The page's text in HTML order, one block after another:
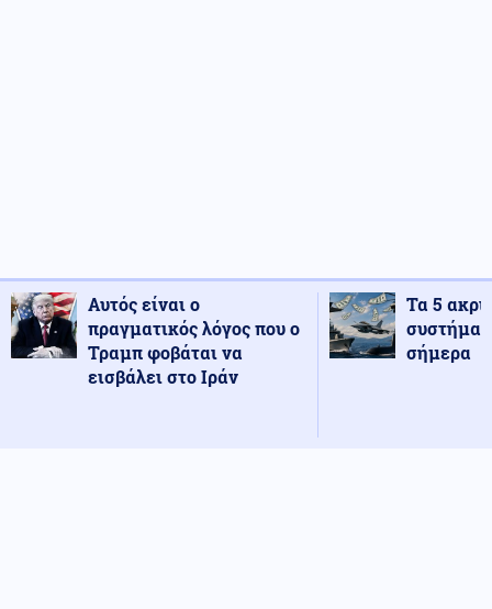
Αυτός είναι ο
πραγματικός λόγος που ο
Τραμπ φοβάται να
εισβάλει στο Ιράν
Τα 5
σήμερα